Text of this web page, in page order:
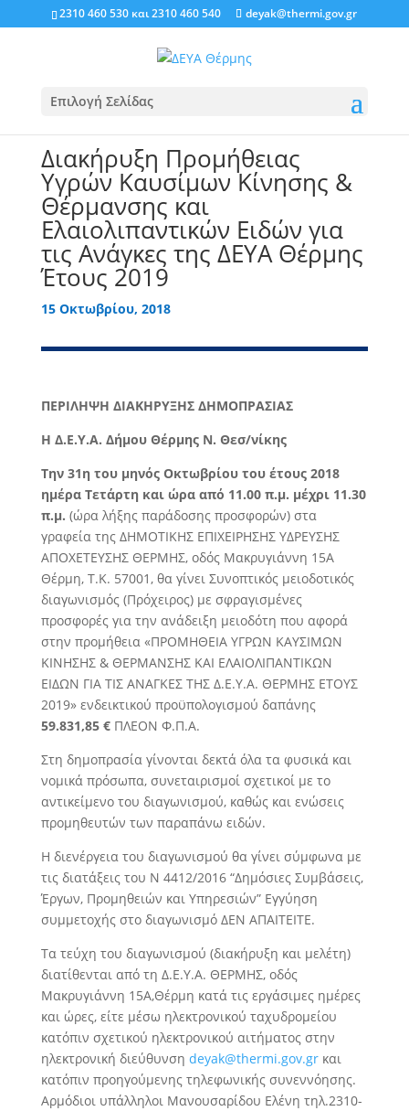
2310 460 530 και2310 460 540 deyak@thermi.gov.gr
Επιλογή Σελίδας
Διακήρυξη Προμήθειας
Υγρών Καυσίμων Κίνησης &
Θέρμανσης και
Ελαιολιπαντικών Ειδών για
τις Ανάγκες της ΔΕΥΑ Θέρμης
Έτους 2019
15 Οκτωβρίου, 2018
ΠΕΡΙΛΗΨΗ ΔΙΑΚΗΡΥΞΗΣ ΔΗΜΟΠΡΑΣΙΑΣ
Η Δ.Ε.Υ.Α. Δήμου Θέρμης Ν. Θεσ/νίκης
Την 31η του μηνός Οκτωβρίου του έτους 2018
ημέρα Τετάρτη και ώρα από 11.00 π.μ. μέχρι 11.30
π.μ. (ώρα λήξης παράδοσης προσφορών) στα
γραφεία της ΔΗΜΟΤΙΚΗΣ ΕΠΙΧΕΙΡΗΣΗΣ ΥΔΡΕΥΣΗΣ
ΑΠΟΧΕΤΕΥΣΗΣ ΘΕΡΜΗΣ, οδός Μακρυγιάννη 15Α
Θέρμη, Τ.Κ. 57001, θα γίνει Συνοπτικός μειοδοτικός
διαγωνισμός (Πρόχειρος) με σφραγισμένες
προσφορές για την ανάδειξη μειοδότη που αφορά
στην προμήθεια «ΠΡΟΜΗΘΕΙΑ ΥΓΡΩΝ ΚΑΥΣΙΜΩΝ
ΚΙΝΗΣΗΣ & ΘΕΡΜΑΝΣΗΣ ΚΑΙ ΕΛΑΙΟΛΙΠΑΝΤΙΚΩΝ
ΕΙΔΩΝ ΓΙΑ ΤΙΣ ΑΝΑΓΚΕΣ ΤΗΣ Δ.Ε.Υ.Α. ΘΕΡΜΗΣ ΕΤΟΥΣ
2019» ενδεικτικού προϋπολογισμού δαπάνης
59.831,85 €ΠΛΕΟΝ Φ.Π.Α.
Στη δημοπρασία γίνονται δεκτά όλα τα φυσικά και
νομικά πρόσωπα, συνεταιρισμοί σχετικοί με το
αντικείμενο του διαγωνισμού, καθώς και ενώσεις
προμηθευτών των παραπάνω ειδών.
Η διενέργεια του διαγωνισμού θα γίνει σύμφωνα με
τις διατάξεις του Ν 4412/2016 “Δημόσιες Συμβάσεις,
Έργων, Προμηθειών και Υπηρεσιών” Εγγύηση
συμμετοχής στο διαγωνισμό ΔΕΝ ΑΠΑΙΤΕΙΤΕ.
Τα τεύχη του διαγωνισμού (διακήρυξη και μελέτη)
διατίθενται από τη Δ.Ε.Υ.Α. ΘΕΡΜΗΣ, οδός
Μακρυγιάννη 15Α,Θέρμη κατά τις εργάσιμες ημέρες
και ώρες, είτε μέσω ηλεκτρονικού ταχυδρομείου
κατόπιν σχετικού ηλεκτρονικού αιτήματος στην
ηλεκτρονική διεύθυνση deyak@thermi.gov.grκαι
κατόπιν προηγούμενης τηλεφωνικής συνεννόησης.
Αρμόδιοι υπάλληλοι Μανουσαρίδου Ελένη τηλ.2310-